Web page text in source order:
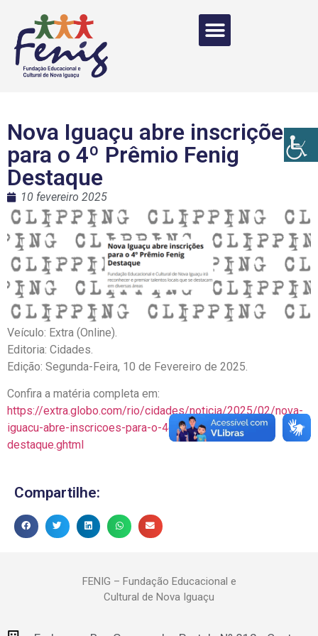
Nova Iguaçu abre inscrições
para o 4º Prêmio Fenig
Destaque
10 fevereiro 2025
Veículo: Extra (Online).
Editoria: Cidades.
Edição: Segunda-Feira, 10 de Fevereiro de 2025.
Confira a matéria completa em:
https://extra.globo.com/rio/cidades/noticia/2025/02/nova-
iguacu-abre-inscricoes-para-o-4o-premio-fenig-
destaque.ghtml
Compartilhe:
FENIG – Fundação Educacional e
Cultural de Nova Iguaçu